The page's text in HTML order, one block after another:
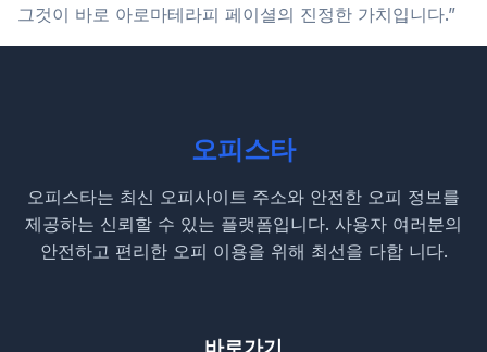
그것이 바로 아로마테라피 페이셜의 진정한 가치입니다.”
오피스타
오피스타는 최신 오피사이트 주소와 안전한 오피 정보를
제공하는 신뢰할 수 있는 플랫폼입니다. 사용자 여러분의
안전하고 편리한 오피 이용을 위해 최선을 다합 니다.